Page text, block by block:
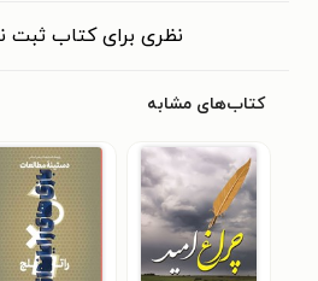
نظری برای کتاب
کتاب‌های مشابه